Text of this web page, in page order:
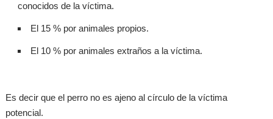
conocidos de la víctima.
El 15 % por animales propios.
El 10 % por animales extraños a la víctima.
Es decir que el perro no es ajeno al círculo de la víctima
potencial.